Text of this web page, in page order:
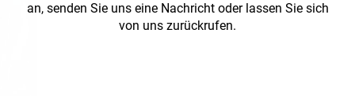
an, senden Sie uns eine Nachricht oder lassen Sie sich
von uns zurückrufen.